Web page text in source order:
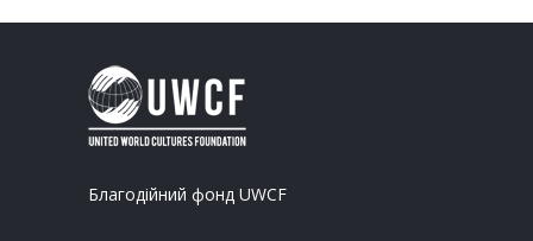
Благодійний фонд UWCF